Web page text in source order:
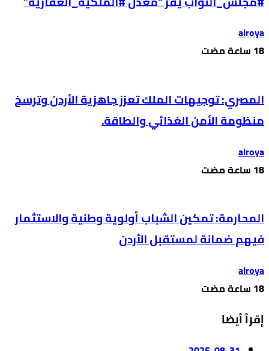
alroya
المصري: توجيهات الملك تعزز جاهزية الأردن وترسخ
منظومة الأمن الغذائي والطاقة.
alroya
المحارمة: تمكين الشباب أولوية وطنية والاستثمار
فيهم ضمانة لمستقبل الأردن
alroya
إقرأ أيضا